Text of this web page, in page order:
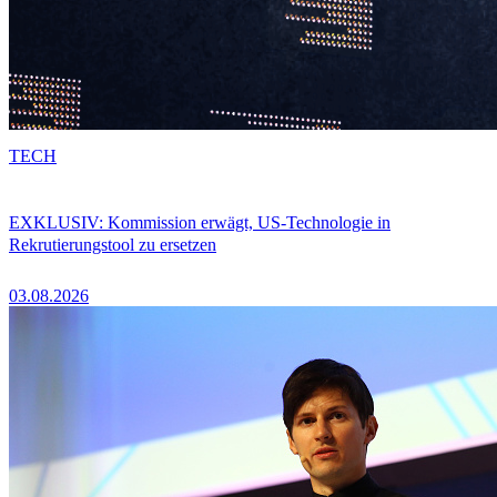
EXKLUSIV: Kommission erwägt, US-Technologie in
Rekrutierungstool zu ersetzen
03.08.2026
TECH